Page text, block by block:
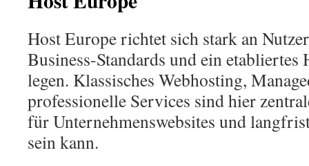
Host Europe richtet sich stark an
Business-Standards und ein
legen. Klassisches Webhosting,
professionelle Services sind hier
für Unternehmenswebsites und
sein kann.